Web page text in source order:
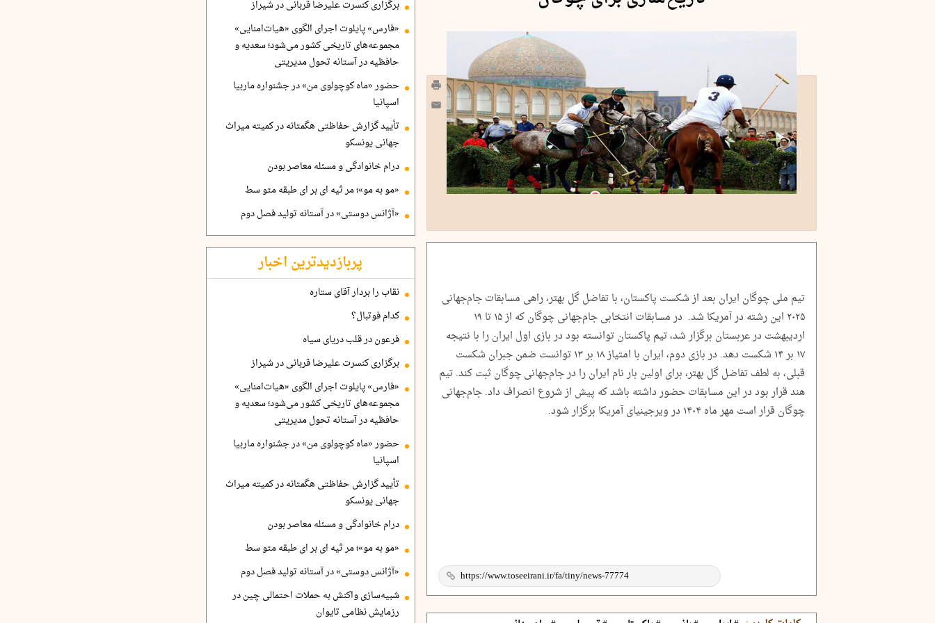
تیم ملی چوگان ایران بعد از شکست پاکستان، با تفاضل گل بهتر، راهی مسابقات جام‌جهانی
۲۰۲۵ این رشته در آمریکا شد. در مسابقات انتخابی جام‌جهانی چوگان که از ۱۵ تا ۱۹
اردیبهشت در عربستان برگزار شد، تیم پاکستان توانسته بود در بازی اول ایران را با نتیجه
۱۷ بر ۱۴ شکست دهد. در بازی دوم، ایران با امتیاز ۱۸ بر ۱۳ توانست ضمن جبران شکست
قبلی، به لطف تفاضل گل بهتر، برای اولین بار نام ایران را در جام‌جهانی چوگان ثبت کند. تیم
هند قرار بود در این مسابقات حضور داشته باشد که پیش از شروع انصراف داد. جام‌جهانی
چوگان قرار است مهر ماه ۱۴۰۴ در ویرجینیای آمریکا برگزار شود.
برگزاری کنسرت علیرضا قربانی در شیراز
«فارس» پایلوت اجرای الگوی «هیات‌امنایی»
مجموعه‌های تاریخی کشور می‌شود؛ سعدیه و
حافظیه در آستانه تحول مدیریتی
حضور «ماه کوچولوی من» در جشنواره ماربیا
اسپانیا
تأیید گزارش حفاظتی هگمتانه در کمیته میراث
جهانی یونسکو
درام خانوادگی و مسئله معاصر بودن
«مو به مو»؛ مر ثیه ای بر ای طبقه متو سط
«آژانس دوستی» در آستانه تولید فصل دوم
پربازدیدترین اخبار
نقاب را بردار آقای ستاره
کدام فوتبال؟
فرعون در قلب دریای سیاه
برگزاری کنسرت علیرضا قربانی در شیراز
«فارس» پایلوت اجرای الگوی «هیات‌امنایی»
مجموعه‌های تاریخی کشور می‌شود؛ سعدیه و
حافظیه در آستانه تحول مدیریتی
حضور «ماه کوچولوی من» در جشنواره ماربیا
اسپانیا
تأیید گزارش حفاظتی هگمتانه در کمیته میراث
جهانی یونسکو
درام خانوادگی و مسئله معاصر بودن
«مو به مو»؛ مر ثیه ای بر ای طبقه متو سط
«آژانس دوستی» در آستانه تولید فصل دوم
شبیه‌سازی واکنش به حملات احتمالی چین در
رزمایش نظامی تایوان